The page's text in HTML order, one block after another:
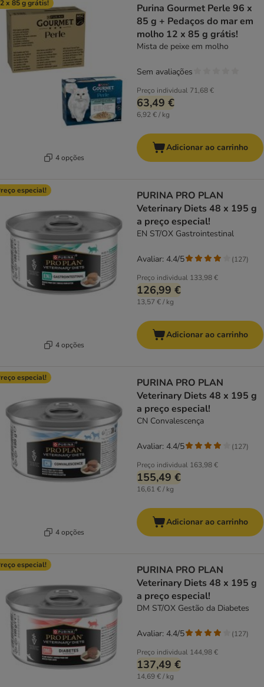
x 85 g grátis!
4 opções
Purina Gourmet Perle 96 x
85 g + Pedaços do mar em
molho 12 x 85 g grátis!
Mista de peixe em molho
Preço individual 71,68 €
63,49 €
6,92 € / kg
Sem avaliações
Adicionar ao carrinho
especial!
4 opções
PURINA PRO PLAN
Veterinary Diets 48 x 195 g
a preço especial!
EN ST/OX Gastrointestinal
Preço individual 133,98 €
126,99 €
13,57 € / kg
Avaliar: 4.4/5 (127)
Adicionar ao carrinho
especial!
4 opções
PURINA PRO PLAN
Veterinary Diets 48 x 195 g
a preço especial!
CN Convalescença
Preço individual 163,98 €
155,49 €
16,61 € / kg
Avaliar: 4.4/5 (127)
Adicionar ao carrinho
especial!
PURINA PRO PLAN
Veterinary Diets 48 x 195 g
a preço especial!
DM ST/OX Gestão da Diabetes
Preço individual 144,98 €
137,49 €
14,69 € / kg
Avaliar: 4.4/5 (127)